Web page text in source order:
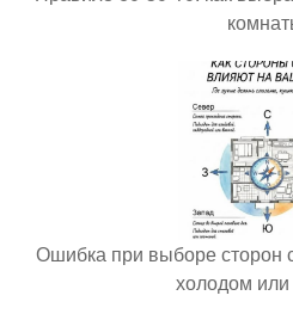
Ошибка при выборе сторон
холодом или